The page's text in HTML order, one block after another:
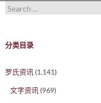
Search for:
分类目录
罗氏资讯(1,141)
文字资讯(969)